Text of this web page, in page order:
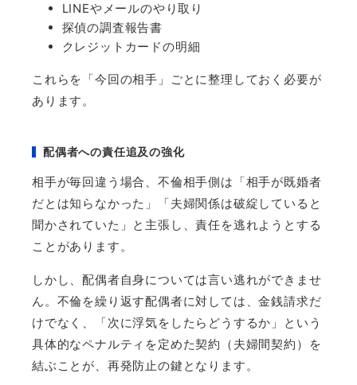
LINEやメールのやり取り
探偵の調査報告書
クレジットカードの明細
これらを「今回の相手」ごとに整理しておく必要が
あります。
配偶者への責任追及の強化
相手が毎回違う場合、不倫相手側は「相手が既婚者
だとは知らなかった」「夫婦関係は破綻していると
聞かされていた」と主張し、責任を逃れようとする
ことがあります。
しかし、配偶者自身については言い逃れができませ
ん。不倫を繰り返す配偶者に対しては、金銭請求だ
けでなく、「次に浮気をしたらどうするか」という
具体的なペナルティを定めた契約（夫婦間契約）を
結ぶことが、再発防止の鍵となります。